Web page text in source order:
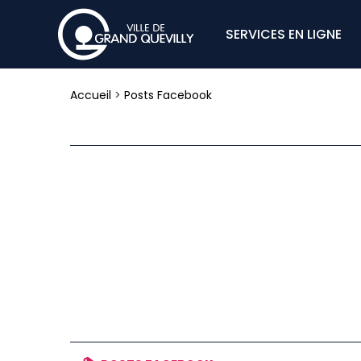
SERVICES EN LIGNE
Accueil > Posts Facebook